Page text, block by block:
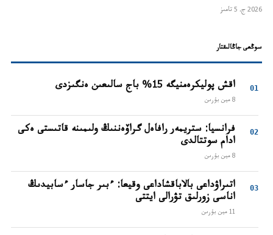
2026 ج. 5 تامىز
سوڭعى جاڭالىقتار
اقش پوليكرەمنيگە 15% باج سالىعىن ەنگىزدى
8 مين بۇرىن
فرانسيا: ستريمەر رافاەل گراۆەننىڭ ولىمىنە قاتىستى ەكى
ادام سوتتالدى
8 مين بۇرىن
اتىراۋداعى بالاباقشاداعى وقيعا: ءبىر جاسار ءسابيدىڭ
اناسى زورلىق تۋرالى ايتتى
11 مين بۇرىن